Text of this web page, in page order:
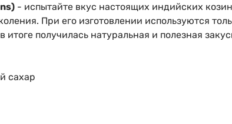
- испытайте вкус настоящих индийских
При его изготовлении используются
итоге получилась натуральная и полезная
сахар